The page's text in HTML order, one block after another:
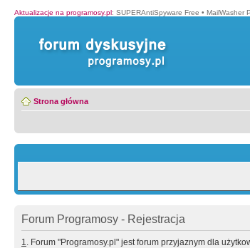
Aktualizacje na programosy.pl: SUPERAntiSpyware Free • MailWasher
Strona główna
Forum Programosy - Rejestracja
1. Forum "Programosy.pl" jest forum przyjaznym dla